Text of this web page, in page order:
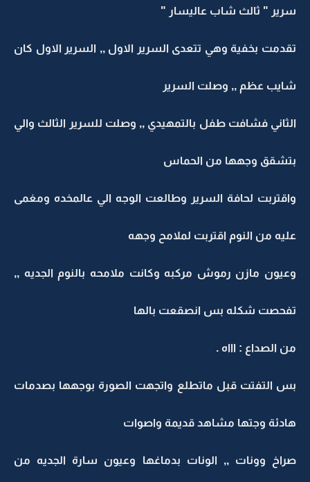
سرير " ثالث شاب عاليسار "
تقدمت بخفية وهي تتعدى السرير الاول ,, السرير الاول كان
شايب عظم ,, وصلت السرير
الثاني فشافت طفل بالتمهيدي ,, وصلت للسرير الثالث والي
بتشقق وجهها من الحماس
واقتربت لحافة السرير وطالعت الوجه الي عالمخده ومغمى
عليه من النوم اقتربت لملامح وجهه
وعيون مازن رموش مركبه وكانت ملامحه بالنوم الجديه ,,
تفحصت شكله بس انصقعت بالها
من الصداع : اااه .
بس التفتت قبل ماتطلع واتجهت الصورة بوجهها بصدمات
هادئة وجتها مشاهد قديمة واصوات
صراخ وونات ,, الونات بدماغها وعيون سارة الجديه من